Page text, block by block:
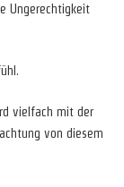
Ungerechtigkeit
vielfach mit der
von diesem